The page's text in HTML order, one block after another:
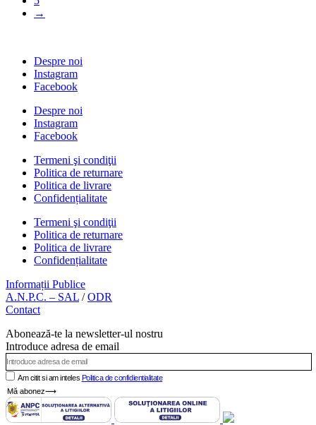
Opțiunile
în
pagina
produsului.
→
Despre noi
Instagram
Facebook
Despre noi
Instagram
Facebook
Termeni şi condiţii
Politica de returnare
Politica de livrare
Confidențialitate
Termeni şi condiţii
Politica de returnare
Politica de livrare
Confidențialitate
Informații Publice
A.N.P.C. – SAL /ODR
Contact
Abonează-te la newsletter-ul nostru
Introduce adresa de email
Am citit si am inteles Politica de confidientialitate
Mă abonez⟶